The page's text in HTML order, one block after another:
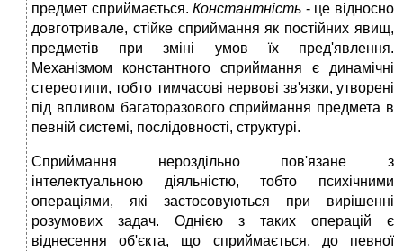
предмет сприймається.Константність - це відносно
довготривале, стійке сприймання як постійних явищ,
предметів при зміні умов їх пред'явлення.
Механізмом константного сприймання є динамічні
стереотипи, тобто тимчасові нервові зв'язки, утворені
під впливом багаторазового сприймання предмета в
певній системі, послідовності, структурі.
Сприймання нероздільно пов'язане з
інтелектуальною діяльністю, тобто психічними
операціями, які застосовуються при вирішенні
розумових задач. Однією з таких операцій є
віднесення об'єкта, що сприймається, до певної